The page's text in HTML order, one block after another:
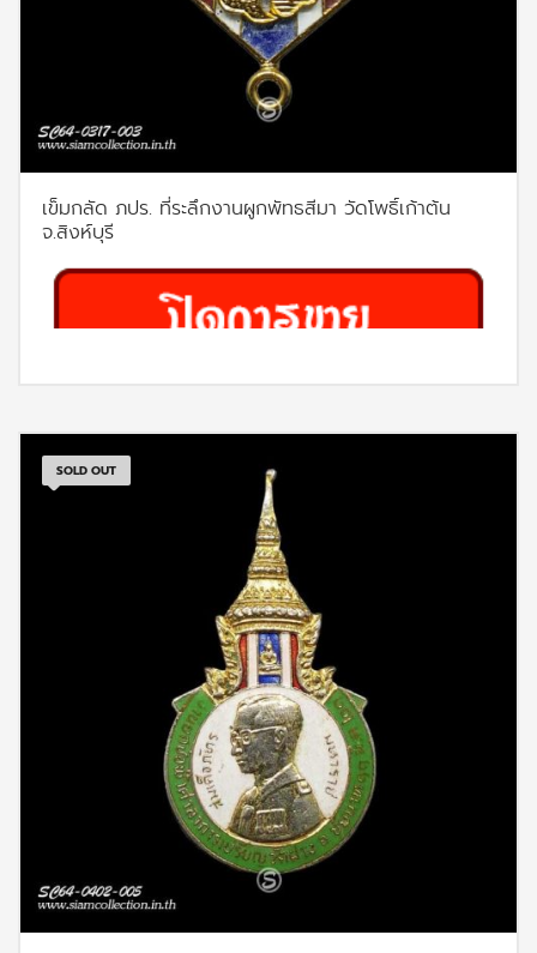
เข็มกลัด ภปร. ที่ระลึกงานผูกพัทธสีมา วัดโพธิ์เก้าต้น
จ.สิงห์บุรี
SOLD OUT